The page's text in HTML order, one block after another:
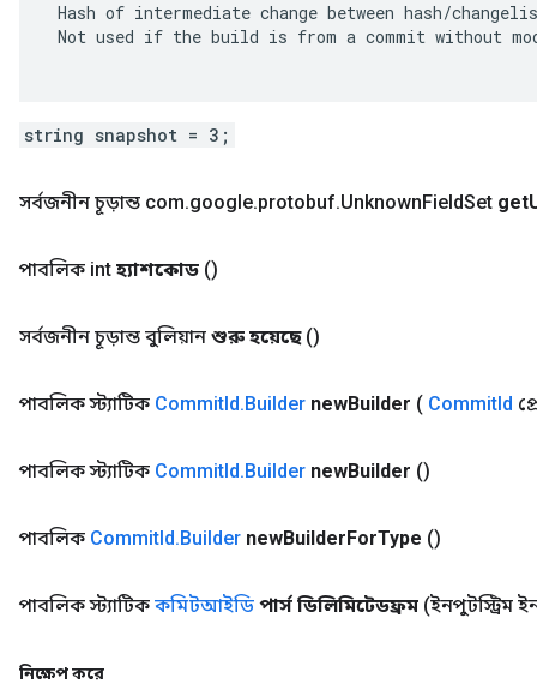
Hash of intermediate change between hash/
Not used if the build is from a commit without
string snapshot = 3;
সর্বজনীন চূড়ান্ত com.google.protobuf.UnknownFieldSet get
পাবলিক int হ্যাশকোড ()
সর্বজনীন চূড়ান্ত বুলিয়ান শুরু হয়েছে ()
পাবলিক স্ট্যাটিক CommitId.Builder newBuilder ( CommitId
পাবলিক স্ট্যাটিক CommitId.Builder newBuilder ()
পাবলিক CommitId.Builder newBuilderForType ()
পাবলিক স্ট্যাটিক কমিটআইডি পার্স ডিলিমিটেডফ্রম (ইনপুটস্ট্রিম
নিক্ষেপ করে